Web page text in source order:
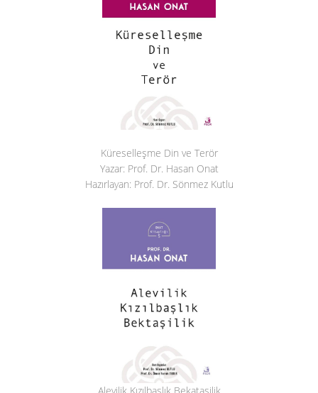
Küreselleşme Din ve Terör
Yazar: Prof. Dr. Hasan Onat
Hazırlayan: Prof. Dr. Sönmez Kutlu